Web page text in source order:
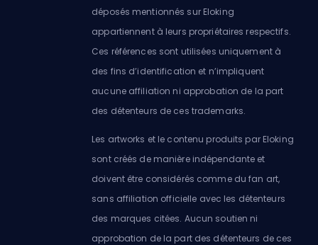
déposés mentionnés sur Eloking
appartiennent à leurs propriétaires respectifs.
Ces références sont utilisées uniquement à
des fins d’identification et n’impliquent
aucune affiliation ni approbation de la part
des détenteurs de ces trademarks.
Les artworks et le contenu produits par Eloking
sont créés de manière indépendante et
doivent être considérés comme du fan art,
sans affiliation officielle avec les détenteurs
des marques citées. Aucun soutien ni
approbation de la part des détenteurs de ces